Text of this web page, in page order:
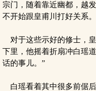
宗门，随着靠近幽都，越
不开始跟皇甫川打好关系。
对于这些示好的修士，
下里，他摇着折扇冲白瑶
话的事儿。”
白瑶看着其中很多前倨